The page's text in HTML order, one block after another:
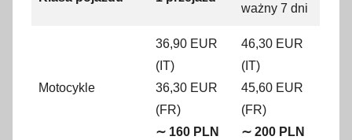
ważny 7 dni
Motocykle
36,90 EUR
(IT)
36,30 EUR
(FR)
∼ 160 PLN
46,30 EUR
(IT)
45,60 EUR
(FR)
∼ 200 PLN